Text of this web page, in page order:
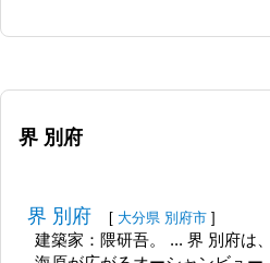
界 別府
界 別府 [ 大分県 別府市 ]
建築家：隈研吾。 ... 界 別府は